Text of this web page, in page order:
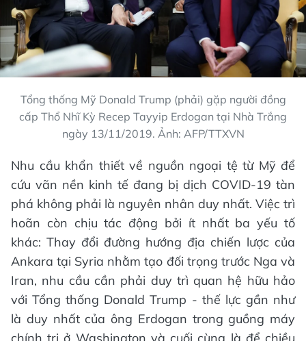
Tổng thống Mỹ Donald Trump (phải) gặp người đồng
cấp Thổ Nhĩ Kỳ Recep Tayyip Erdogan tại Nhà Trắng
ngày 13/11/2019. Ảnh: AFP/TTXVN
Nhu cầu khẩn thiết về nguồn ngoại tệ từ Mỹ để
cứu vãn nền kinh tế đang bị dịch COVID-19 tàn
phá không phải là nguyên nhân duy nhất. Việc trì
hoãn còn chịu tác động bởi ít nhất ba yếu tố
khác: Thay đổi đường hướng địa chiến lược của
Ankara tại Syria nhằm tạo đối trọng trước Nga và
Iran, nhu cầu cần phải duy trì quan hệ hữu hảo
với Tổng thống Donald Trump - thế lực gần như
là duy nhất của ông Erdogan trong guồng máy
chính trị ở Washington và cuối cùng là để chiều